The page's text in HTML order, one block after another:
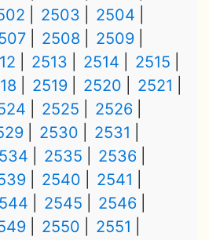
2503
2504
2508
2509
2513 2514
2515
2519 2520
2521
2525
2526
2530
2531
2535
2536
2540
2541
2545
2546
2550
2551